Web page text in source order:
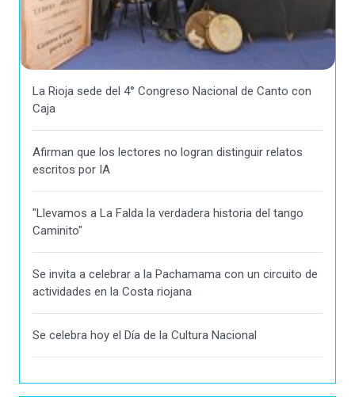
La Rioja sede del 4° Congreso Nacional de Canto con
Caja
Afirman que los lectores no logran distinguir relatos
escritos por IA
"Llevamos a La Falda la verdadera historia del tango
Caminito"
Se invita a celebrar a la Pachamama con un circuito de
actividades en la Costa riojana
Se celebra hoy el Día de la Cultura Nacional